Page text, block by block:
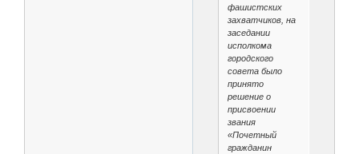
фашистских
захватчиков, на
заседании
исполкома
городского
совета было
принято
решение о
присвоении
звания
«Почетный
гражданин